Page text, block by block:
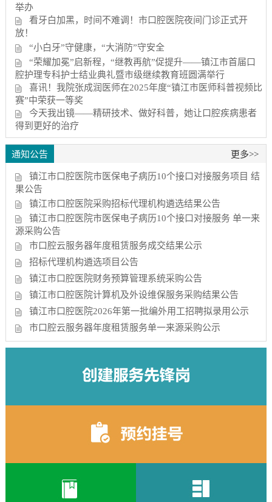
举办
看牙白加黑，时间不难调！市口腔医院夜间门诊正式开
放！
“小白牙”守健康，“大消防”守安全
“荣耀加冕”启新程，“继教再航”促提升——镇江市首届口
腔护理专科护士结业典礼暨市级继续教育班圆满举行
喜讯！我院张成润医师在2025年度“镇江市医师科普视频比
赛”中荣获一等奖
今天我出镜——精研技术、做好科普，她让口腔疾病患者
得到更好的治疗
通知公告 更多>>
镇江市口腔医院市医保电子病历10个接口对接服务项目 结
果公告
镇江市口腔医院采购招标代理机构遴选结果公告
镇江市口腔医院市医保电子病历10个接口对接服务 单一来
源采购公告
市口腔云服务器年度租赁服务成交结果公示
招标代理机构遴选项目公告
镇江市口腔医院财务预算管理系统采购公告
镇江市口腔医院计算机及外设维保服务采购结果公告
镇江市口腔医院2026年第一批编外用工招聘拟录用公示
市口腔云服务器年度租赁服务单一来源采购公示